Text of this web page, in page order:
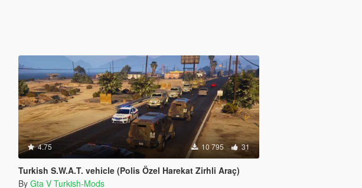
4.75 10 795 31
Turkish S.W.A.T. vehicle (Polis Özel Harekat Zirhli Araç)